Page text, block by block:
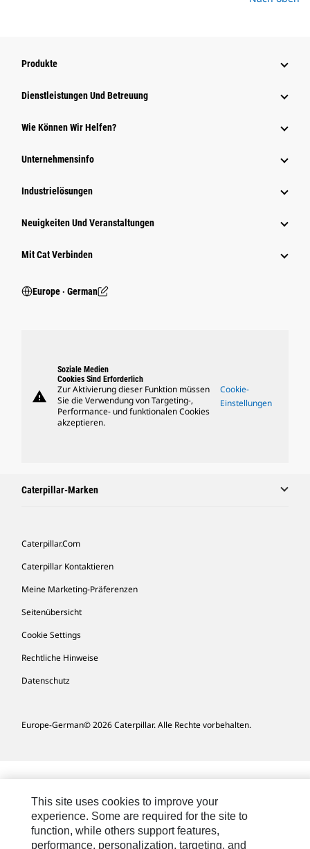
Produkte
Dienstleistungen Und Betreuung
Wie Können Wir Helfen?
Unternehmensinfo
Industrielösungen
Neuigkeiten Und Veranstaltungen
Mit Cat Verbinden
Europe ‧ German
warning
Soziale Medien
Cookies Sind Erforderlich
Zur Aktivierung dieser Funktion müssen
Sie die Verwendung von Targeting-,
Performance- und funktionalen Cookies
akzeptieren.
Cookie-
Einstellungen
Caterpillar-Marken
Caterpillar.com
Caterpillar Kontaktieren
Meine Marketing-Präferenzen
Seitenübersicht
Cookie Settings
Rechtliche Hinweise
Datenschutz
Europe-German© 2026 Caterpillar. Alle Rechte vorbehalten.
This site uses cookies to improve your
experience. Some are required for the site to
function, while others support features,
performance, personalization, targeting, and